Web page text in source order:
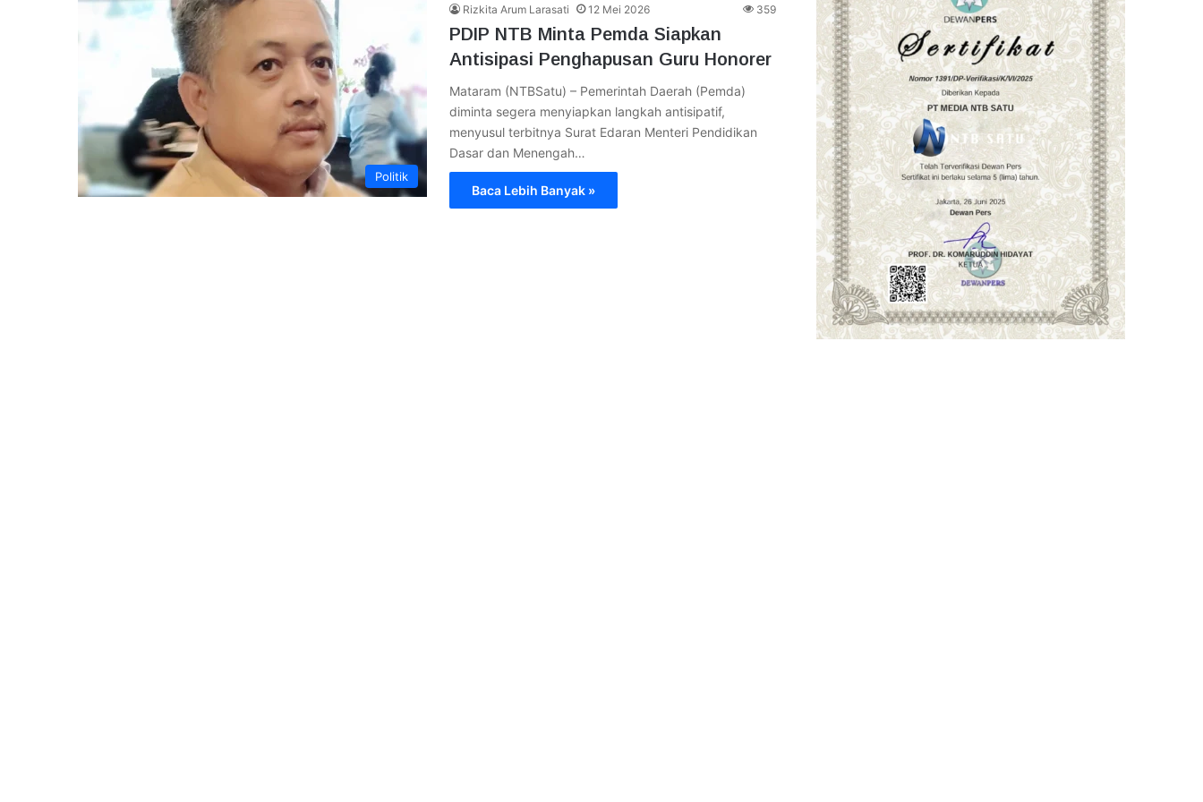
Politik
Rizkita Arum Larasati 12 Mei 2026 359
PDIP NTB Minta Pemda Siapkan
Antisipasi Penghapusan Guru Honorer
Mataram (NTBSatu) – Pemerintah Daerah (Pemda)
diminta segera menyiapkan langkah antisipatif,
menyusul terbitnya Surat Edaran Menteri Pendidikan
Dasar dan Menengah…
Baca Lebih Banyak »